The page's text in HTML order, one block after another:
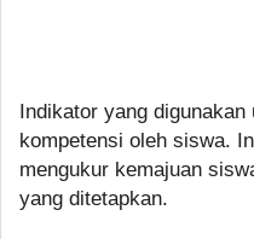
Indikator yang
kompetensi oleh siswa.
mengukur kemajuan
yang ditetapkan.